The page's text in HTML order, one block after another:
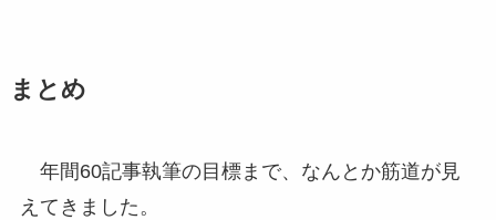
まとめ
年間60記事執筆の目標まで、なんとか筋道が見
えてきました。